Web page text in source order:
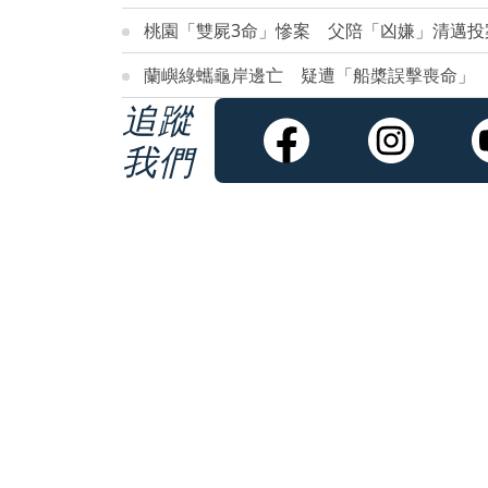
桃園「雙屍3命」慘案 父陪「凶嫌」清邁
蘭嶼綠蠵龜岸邊亡 疑遭「船槳誤擊喪命」
追蹤
我們